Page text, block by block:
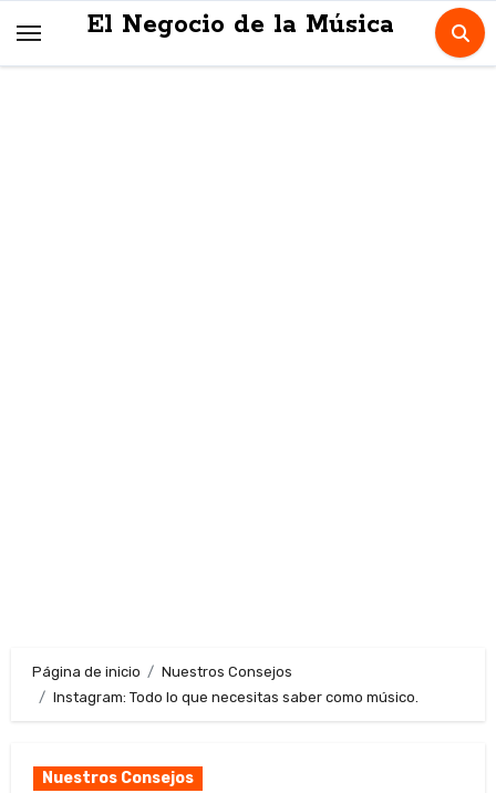
El Negocio de la Música
Página de inicio
Nuestros Consejos
Instagram: Todo lo que necesitas saber como músico.
Nuestros Consejos